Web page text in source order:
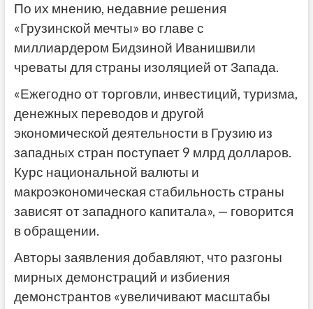
По их мнению, недавние решения
«Грузинской мечты» во главе с
миллиардером Бидзиной Иванишвили
чреваты для страны изоляцией от Запада.
«Ежегодно от торговли, инвестиций, туризма,
денежных переводов и другой
экономической деятельности в Грузию из
западных стран поступает 9 млрд долларов.
Курс национальной валюты и
макроэкономическая стабильность страны
зависят от западного капитала», — говорится
в обращении.
Авторы заявления добавляют, что разгоны
мирных демонстраций и избиения
демонстрантов «увеличивают масштабы